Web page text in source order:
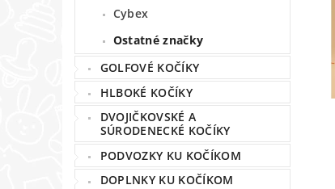
Cybex
Ostatné značky
GOLFOVÉ KOČÍKY
HLBOKÉ KOČÍKY
DVOJIČKOVSKÉ A
SÚRODENECKÉ KOČÍKY
PODVOZKY KU KOČÍKOM
DOPLNKY KU KOČÍKOM